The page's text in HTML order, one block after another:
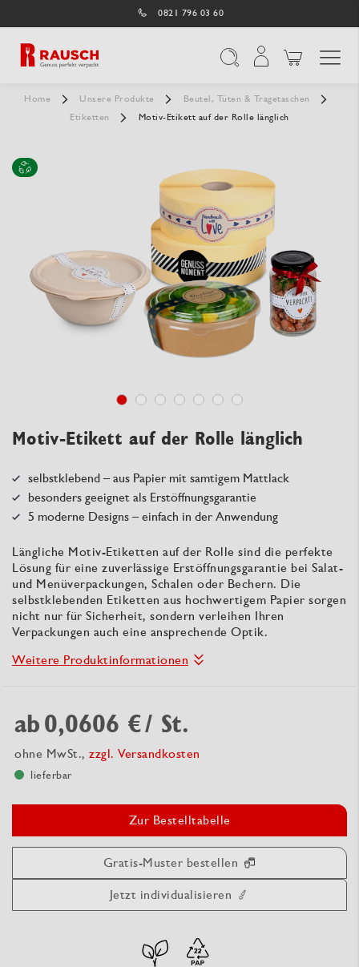
0821 796 03 60
Home Unsere Produkte
Beutel, Tüten & Tragetaschen
Etiketten
Motiv-Etikett auf der Rolle länglich
Motiv-Etikett auf der Rolle länglich
selbstklebend – aus Papier mit samtigem Mattlack
besonders geeignet als Erstöffnungsgarantie
5 moderne Designs – einfach in der Anwendung
Längliche Motiv-Etiketten auf der Rolle sind die perfekte
Lösung für eine zuverlässige Erstöffnungsgarantie bei Salat-
und Menüverpackungen, Schalen oder Bechern. Die
selbstklebenden Etiketten aus hochwertigem Papier sorgen
nicht nur für Sicherheit, sondern verleihen Ihren
Verpackungen auch eine ansprechende Optik.
Weitere Produktinformationen
ab0,0606 €/ St.
ohne MwSt., zzgl. Versandkosten
lieferbar
Zur Bestelltabelle
Gratis-Muster bestellen
Jetzt individualisieren